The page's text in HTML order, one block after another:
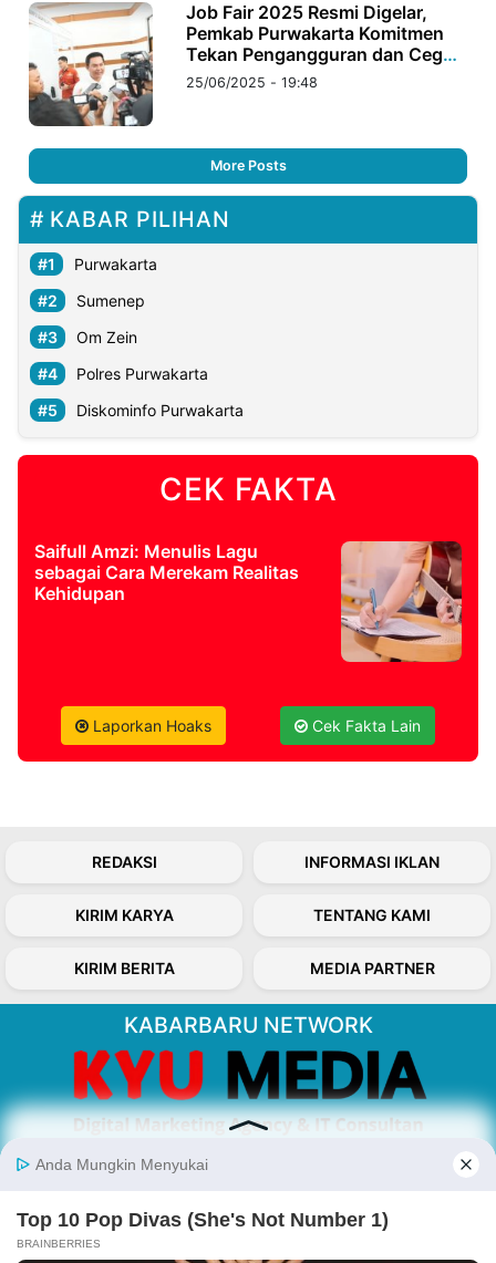
Job Fair 2025 Resmi Digelar,
Pemkab Purwakarta Komitmen
Tekan Pengangguran dan Cegah
Pungli
25/06/2025 - 19:48
More Posts
KABAR PILIHAN
Purwakarta
Sumenep
Om Zein
Polres Purwakarta
Diskominfo Purwakarta
CEK FAKTA
Saifull Amzi: Menulis Lagu
sebagai Cara Merekam Realitas
Kehidupan
Laporkan Hoaks Cek Fakta Lain
REDAKSI INFORMASI IKLAN
KIRIM KARYA TENTANG KAMI
KIRIM BERITA MEDIA PARTNER
KABARBARU NETWORK
About Our Kabarbaru.co
inspiratif dari sudut pandang berbaik sangka
serta terverifikasi dari sumber yang tepat.